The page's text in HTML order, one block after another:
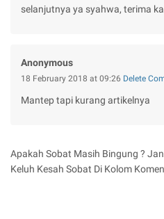
selanjutnya ya syahwa, terima
Anonymous
18 February 2018 at 09:26 Delete
Mantep tapi kurang artikelnya
Apakah Sobat Masih Bingung ?
Keluh Kesah Sobat Di Kolom